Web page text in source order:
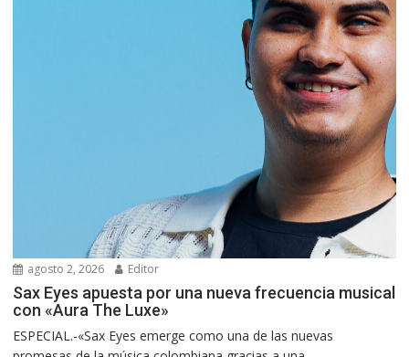
agosto 2, 2026 Editor
Sax Eyes apuesta por una nueva frecuencia musical
con «Aura The Luxe»
ESPECIAL.-«Sax Eyes emerge como una de las nuevas